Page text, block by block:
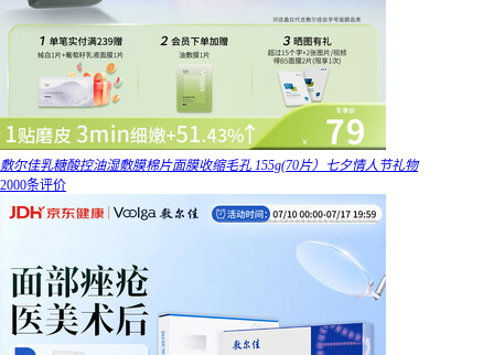
敷尔佳乳糖酸控油湿敷膜棉片面膜收缩毛孔 155g(70片）七夕情人节礼物
2000条评价